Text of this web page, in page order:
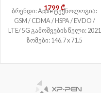
1799₾
ბრენდი: Apple ტექნოლოგია:
GSM / CDMA / HSPA / EVDO /
LTE/ 5G გამოშვების წელი: 2021
ზომები: 146.7 x 71.5